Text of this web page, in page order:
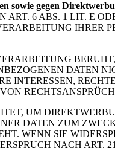
sowie gegen
6 ABS. 1 LIT. E
IHRER
DATEN
INTERESSEN,
UM
DATEN ZUM
WENN SIE
NACH ART.